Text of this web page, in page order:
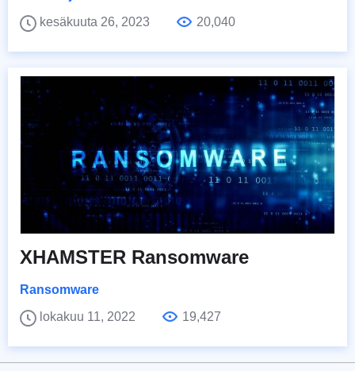
kesäkuuta 26, 2023
20,040
XHAMSTER Ransomware
Ransomware
lokakuu 11, 2022
19,427